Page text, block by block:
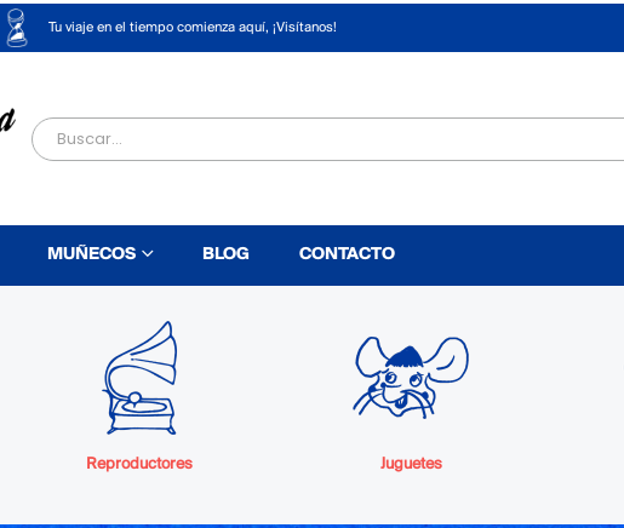
Tu viaje en el tiempo comienza aquí, ¡Visítanos!
MUÑECOS BLOG CONTACTO
Reproductores Juguetes